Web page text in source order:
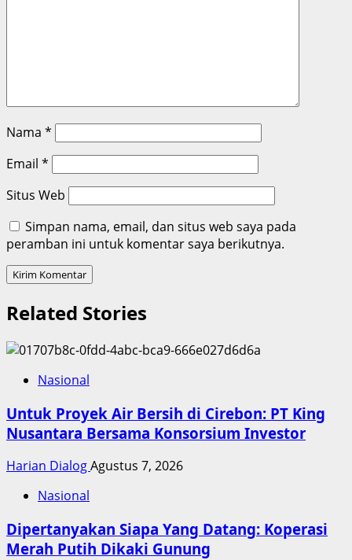
Nama *
Email *
Situs Web
Simpan nama, email, dan situs web saya pada
peramban ini untuk komentar saya berikutnya.
Related Stories
Nasional
Untuk Proyek Air Bersih di Cirebon: PT King
Nusantara Bersama Konsorsium Investor
Harian DialogAgustus 7, 2026
Nasional
Dipertanyakan Siapa Yang Datang: Koperasi
Merah Putih Dikaki Gunung